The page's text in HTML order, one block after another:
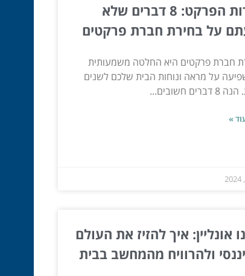
סודות הפרקט: 8 דברים שלא
על בחירת חברת פרקטים
חברת פרקטים היא החלטה משמעותית
על מראה ונוחות הבית שלכם לשנים
חשובים...
»
אונליין: איך להזיז את העולם
ולהרוויח מהמחשב בבית